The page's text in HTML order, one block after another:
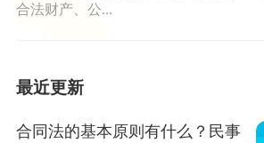
合法财产、公...
最近更新
合同法的基本原则有什么？民事